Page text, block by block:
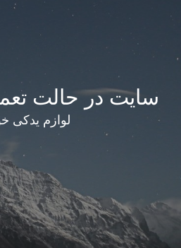
سایت در حالت
لوازم یدکی